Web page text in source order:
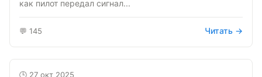
как пилот передал сигнал...
💬 145 Читать →
🕒 27 окт 2025